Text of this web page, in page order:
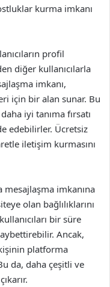
kurma imkanı
profil
diğer kullanıcılarla
imkanı,
için bir alan sunar. Bu
iyi tanıma fırsatı
edebilirler. Ücretsiz
iletişim kurmasını
mesajlaşma imkanına
olan bağlılıklarını
bir süre
Ancak,
platforma
da, daha çeşitli ve